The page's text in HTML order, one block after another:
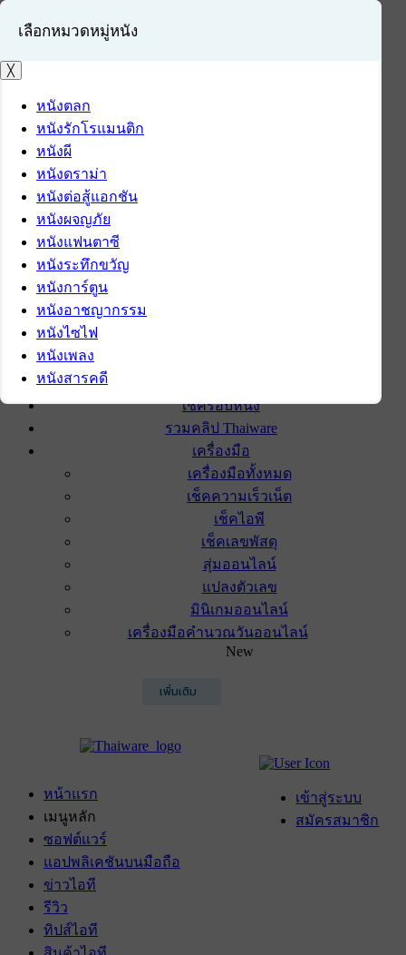
เข้าสู่ระบบ
สมัครสมาชิก
เช็ครอบหนัง
รวมคลิป Thaiware
เครื่องมือ
เครื่องมือทั้งหมด
เช็คความเร็วเน็ต
เช็คไอพี
เช็คเลขพัสดุ
สุ่มออนไลน์
แปลงตัวเลข
มินิเกมออนไลน์
เครื่องมือคำนวณวันออนไลน์
New
เพิ่มเติม
เข้าสู่ระบบ
สมัครสมาชิก
หน้าแรก
เมนูหลัก
ซอฟต์แวร์
แอปพลิเคชันบนมือถือ
ข่าวไอที
รีวิว
ทิปส์ไอที
เลือกหมวดหมู่หนัง
╳
หนังตลก
หนังรักโรแมนติก
หนังผี
หนังดราม่า
หนังต่อสู้แอกชัน
หนังผจญภัย
หนังแฟนตาซี
หนังระทึกขวัญ
หนังการ์ตูน
หนังอาชญากรรม
หนังไซไฟ
หนังเพลง
หนังสารคดี